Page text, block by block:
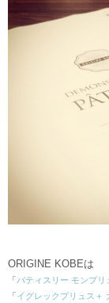
ORIGINE KOBEは
「パティスリー モンプリ
「イグレックプリュス＋